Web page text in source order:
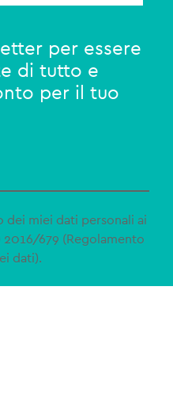
per essere
di tutto e
per il tuo
miei dati personali ai
2016/679 (Regolamento
dati).